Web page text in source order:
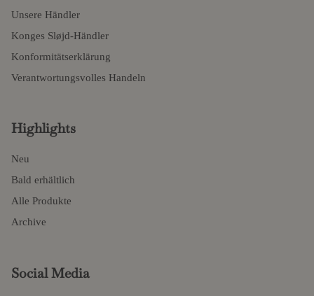
Unsere Händler
Konges Sløjd-Händler
Konformitätserklärung
Verantwortungsvolles Handeln
Highlights
Neu
Bald erhältlich
Alle Produkte
Archive
Social Media